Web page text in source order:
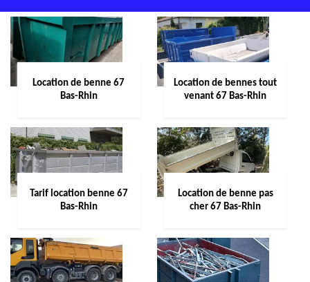
Location de benne 67
Bas-Rhin
Location de bennes tout
venant 67 Bas-Rhin
Tarif location benne 67
Bas-Rhin
Location de benne pas
cher 67 Bas-Rhin